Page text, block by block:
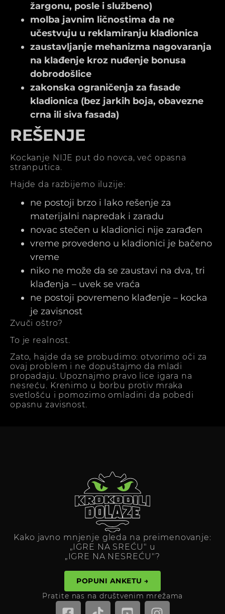
žargonu, posle i službeno)
molba javnim ličnostima da ne
učestvuju u reklamiranju kladionica
zaustavljanje mehanizma nagovaranja
na klađenje kroz nuđenje bonusa
dobrodošlice
zakonska ograničenja za fasade
kladionica (bez jarkih boja, obavezne
crna ili siva fasada)
REŠENJE
Kockanje NIJE put do novca, već opasna
stranputica.
Hajde da razbijemo iluzije:
ne postoji brzo i lako rešenje za
materijalni napredak i zaradu
novac stečen u kladionici nije zarađen
vreme provedeno u kladionici je bačeno
vreme
niko ne može da se zaustavi na dva, tri
klađenja – uvek se vraća
ne postoji povremeno klađenje – kocka
je zavisnost
Zvuči oštro?
To je realnost.
Zato, hajde da se probudimo: otvorimo oči za
ovaj problem i ne dopuštajmo da mladi
propadaju. Upoznajmo pravo lice igara na
nesreću. Krenimo u borbu protiv mraka
svetlošću i pomozimo omladini da pobedi
opasnu zavisnost.
Kako javno mnjenje gleda na preimenovanje:
„IGRE NA SREĆU" u
„IGRE NA NESREĆU"?
POPUNI ANKETU →
Pratite nas na društvenim mrežama